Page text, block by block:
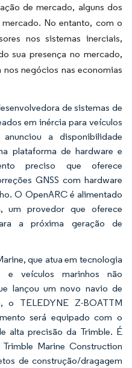
de mercado, alguns dos
No entanto, com o
nos sistemas inerciais,
sua presença no mercado,
negócios nas economias
de sistemas de
em inércia para veículos
a disponibilidade
plataforma de hardware e
preciso que oferece
GNSS com hardware
O OpenARC é alimentado
um provedor que oferece
a próxima geração de
que atua em tecnologia
e veículos marinhos não
lançou um novo navio de
o TELEDYNE Z-BOATTM
será equipado com o
alta precisão da Trimble. É
Marine Construction
de construção/dragagem